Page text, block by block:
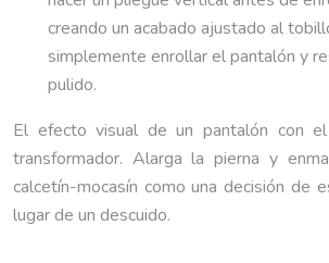
creando un acabado ajustado al
simplemente enrollar el pantalón y
pulido.
El efecto visual de un pantalón con
transformador. Alarga la pierna y
calcetín-mocasín como una decisión de
lugar de un descuido.